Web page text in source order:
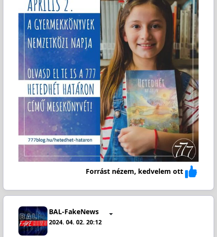
Forrást nézem, kedvelem ott
BAL-FakeNews
2024. 04. 02. 20:12